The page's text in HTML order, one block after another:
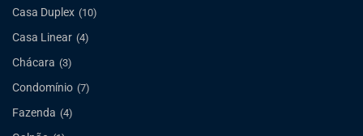
Casa Duplex (10)
Casa Linear (4)
Chácara (3)
Condomínio (7)
Fazenda (4)